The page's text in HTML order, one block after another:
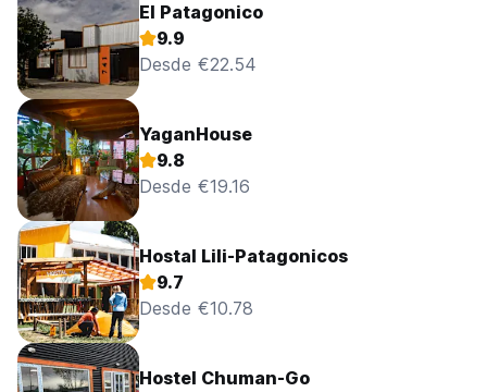
El Patagonico
9.9
Desde €22.54
YaganHouse
9.8
Desde €19.16
Hostal Lili-Patagonicos
9.7
Desde €10.78
Hostel Chuman-Go